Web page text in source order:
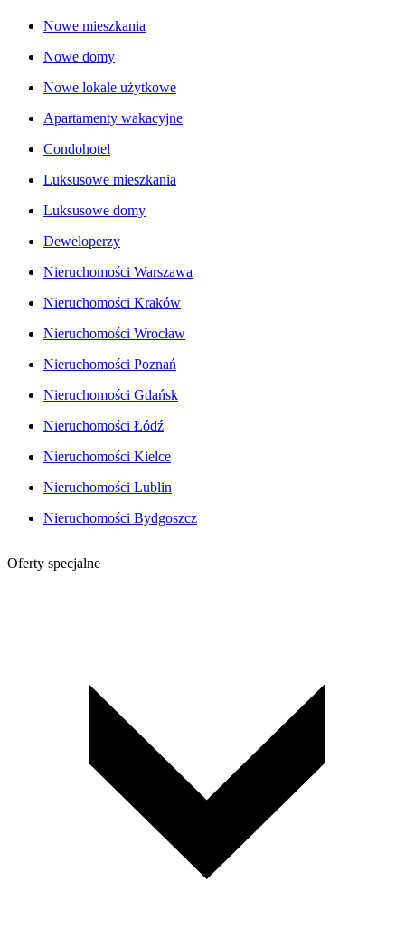
Nowe mieszkania
Nowe domy
Nowe lokale użytkowe
Apartamenty wakacyjne
Condohotel
Luksusowe mieszkania
Luksusowe domy
Deweloperzy
Nieruchomości Warszawa
Nieruchomości Kraków
Nieruchomości Wrocław
Nieruchomości Poznań
Nieruchomości Gdańsk
Nieruchomości Łódź
Nieruchomości Kielce
Nieruchomości Lublin
Nieruchomości Bydgoszcz
Oferty specjalne